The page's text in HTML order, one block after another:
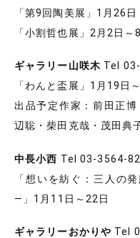
「第9回陶美展」1月26
「小割哲也展」2月2日～
ギャラリー山咲木 Tel
「わんと盃展」1月19日
出品予定作家：前田正
辺聡・柴田克哉・茂田典
中長小西 Tel 03-3564-
「想いを紡ぐ：三人の
―」1月11日～22日
ギャラリーおかりや Tel